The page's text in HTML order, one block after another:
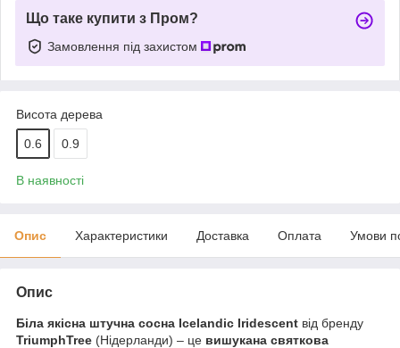
Що таке купити з Пром?
Замовлення під захистом
Висота дерева
0.6 0.9
В наявності
Опис Характеристики Доставка Оплата Умови
Опис
Біла якісна штучна сосна Icelandic Iridescent від бренду
TriumphTree (Нідерланди) – це вишукана святкова